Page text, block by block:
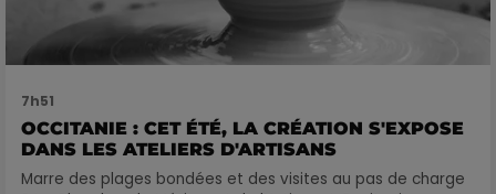
7h51
OCCITANIE : CET ÉTÉ, LA CRÉATION S'EXPOSE
DANS LES ATELIERS D'ARTISANS
Marre des plages bondées et des visites au pas de charge